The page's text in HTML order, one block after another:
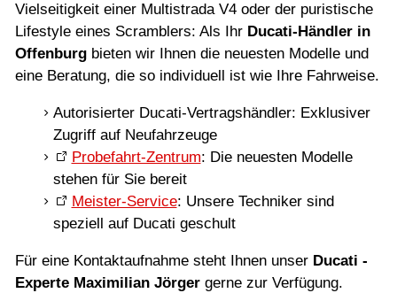
Karriere bei Motobike.de
Probefahrt vereinbaren
Inhaltsverzeichnis
Impressum
Datenschutz
Gebrauchtwagen-Verkaufsbedingungen
Über uns
Anfahrt & Routenplaner
Vielseitigkeit einer Multistrada V4 oder der puristische
Lifestyle eines Scramblers: Als Ihr Ducati-Händler in
Offenburg bieten wir Ihnen die neuesten Modelle und
eine Beratung, die so individuell ist wie Ihre Fahrweise.
Autorisierter Ducati-Vertragshändler: Exklusiver
Zugriff auf Neufahrzeuge
Probefahrt-Zentrum: Die neuesten Modelle
stehen für Sie bereit
Meister-Service: Unsere Techniker sind
speziell auf Ducati geschult
Für eine Kontaktaufnahme steht Ihnen unser Ducati -
Experte Maximilian Jörger gerne zur Verfügung.